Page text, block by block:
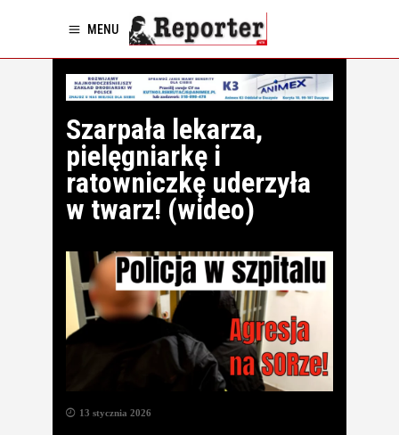
MENU
Szarpała lekarza,
pielęgniarkę i
ratowniczkę uderzyła
w twarz! (wideo)
13 stycznia 2026